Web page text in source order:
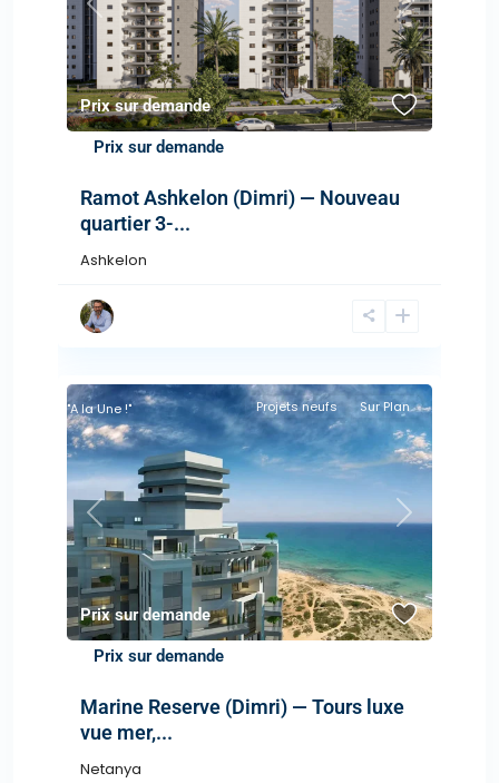
Previous Next
Prix sur demande
Prix sur demande
Ramot Ashkelon (Dimri) — Nouveau
quartier 3-...
Ashkelon
Previous Next
Prix sur demande
Projets neufs Sur Plan
"A la Une !"
Prix sur demande
Marine Reserve (Dimri) — Tours luxe
vue mer,...
Netanya